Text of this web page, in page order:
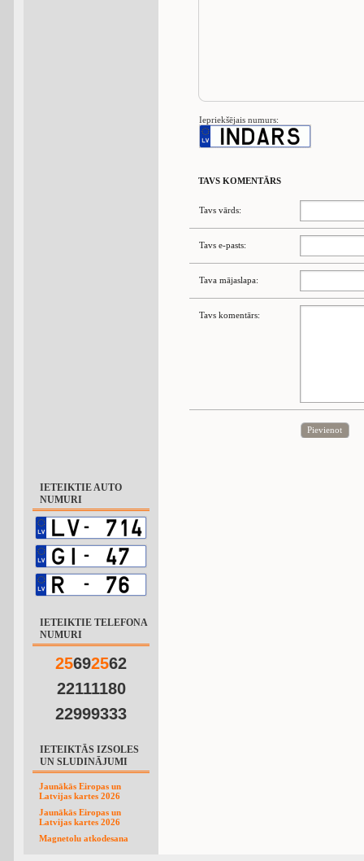
IETEIKTIE AUTO
NUMURI
IETEIKTIE TELEFONA
NUMURI
25692562
22111180
22999333
IETEIKTĀS IZSOLES
UN SLUDINĀJUMI
Jaunākās Eiropas un
Latvijas kartes 2026
Jaunākās Eiropas un
Latvijas kartes 2026
Magnetolu atkodesana
Iepriekšējais numurs:
TAVS KOMENTĀRS
Tavs vārds:
Tavs e-pasts:
Tava mājaslapa:
Tavs komentārs:
Pievienot